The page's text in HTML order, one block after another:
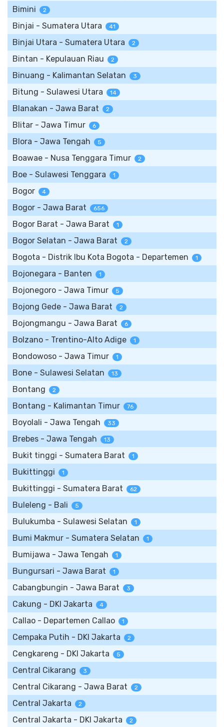
Bimini 2
Binjai - Sumatera Utara 41
Binjai Utara - Sumatera Utara 2
Bintan - Kepulauan Riau 2
Binuang - Kalimantan Selatan 3
Bitung - Sulawesi Utara 14
Blanakan - Jawa Barat 2
Blitar - Jawa Timur 6
Blora - Jawa Tengah 5
Boawae - Nusa Tenggara Timur 2
Boe - Sulawesi Tenggara 1
Bogor 4
Bogor - Jawa Barat 656
Bogor Barat - Jawa Barat 1
Bogor Selatan - Jawa Barat 2
Bogota - Distrik Ibu Kota Bogota - Departemen 1
Bojonegara - Banten 1
Bojonegoro - Jawa Timur 5
Bojong Gede - Jawa Barat 2
Bojongmangu - Jawa Barat 6
Bolzano - Trentino-Alto Adige 1
Bondowoso - Jawa Timur 1
Bone - Sulawesi Selatan 13
Bontang 2
Bontang - Kalimantan Timur 76
Boyolali - Jawa Tengah 33
Brebes - Jawa Tengah 13
Bukit tinggi - Sumatera Barat 1
Bukittinggi 1
Bukittinggi - Sumatera Barat 62
Buleleng - Bali 5
Bulukumba - Sulawesi Selatan 1
Bumi Makmur - Sumatera Selatan 1
Bumijawa - Jawa Tengah 1
Bungursari - Jawa Barat 1
Cabangbungin - Jawa Barat 3
Cakung - DKI Jakarta 4
Callao - Departemen Callao 1
Cempaka Putih - DKI Jakarta 2
Cengkareng - DKI Jakarta 5
Central Cikarang 3
Central Cikarang - Jawa Barat 2
Central Jakarta 2
Central Jakarta - DKI Jakarta 2